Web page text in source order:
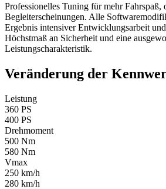
Professionelles Tuning für mehr Fahrspaß,
Begleiterscheinungen. Alle
Ergebnis intensiver Entwicklungsarbeit
Höchstmaß an Sicherheit und eine
Leistungscharakteristik.
Veränderung der
Leistung
360 PS
400 PS
Drehmoment
500 Nm
580 Nm
Vmax
250 km/h
280 km/h